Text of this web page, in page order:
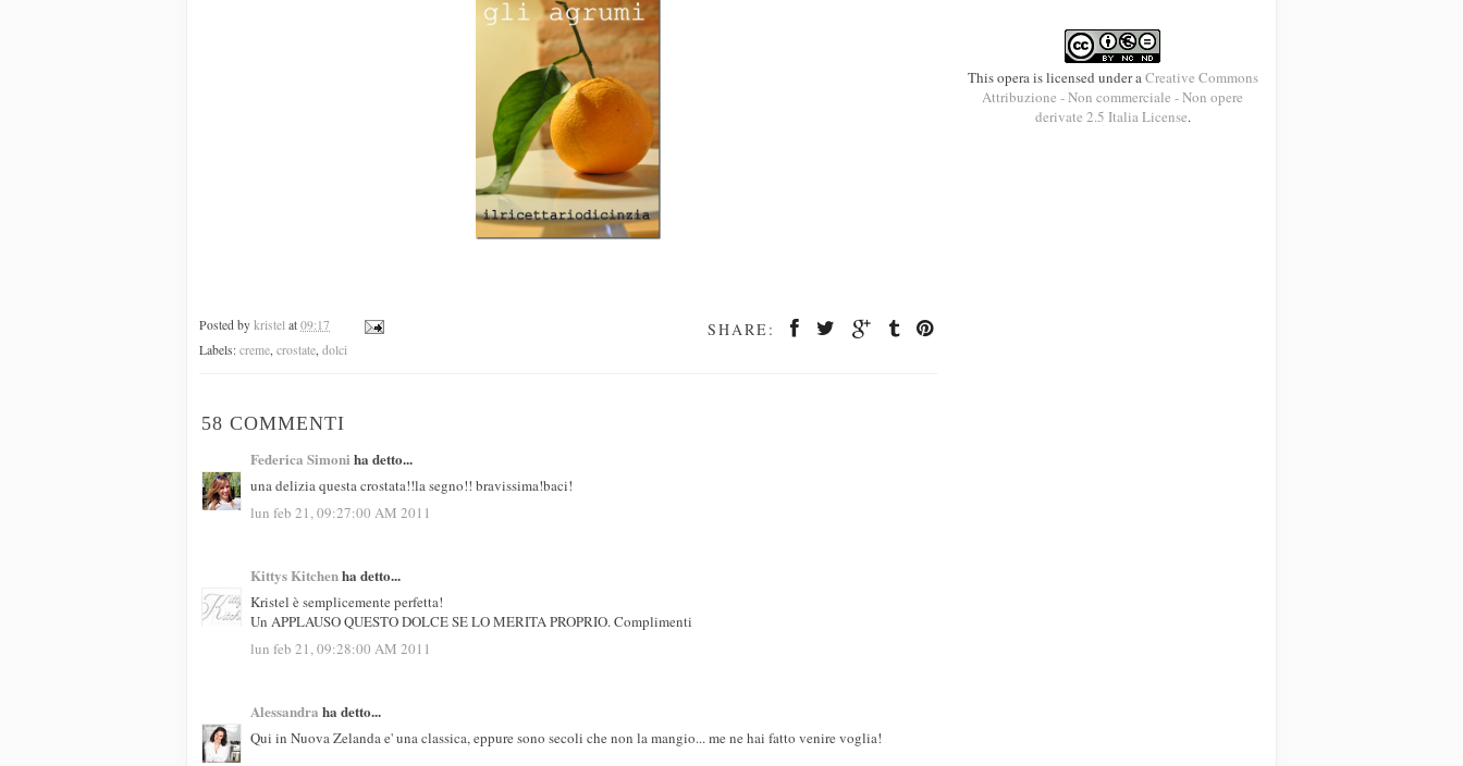
SHARE:
Posted by kristel at 09:17
Labels: creme crostate dolci
58 COMMENTI
Federica Simoni ha detto...
una delizia questa crostata!!la segno!! bravissima!baci!
lun feb 21, 09:27:00 AM 2011
Kittys Kitchenha detto...
Kristel è semplicemente perfetta!
Un APPLAUSO QUESTO DOLCE SE LO MERITA PROPRIO. Complimenti
lun feb 21, 09:28:00 AM 2011
Alessandra ha detto...
Qui in Nuova Zelanda e' una classica, eppure sono secoli che non la mangio... me ne hai fatto venire voglia!
This opera is licensed under a Creative Commons
Attribuzione - Non commerciale - Non opere
derivate 2.5 Italia License.